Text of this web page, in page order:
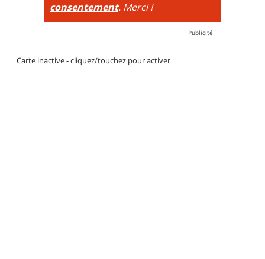
consentement. Merci !